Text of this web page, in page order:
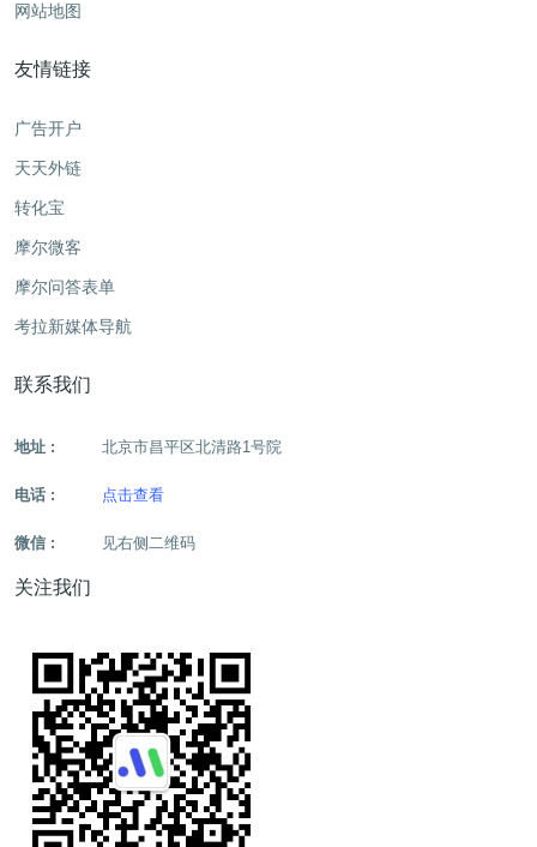
网站地图
友情链接
广告开户
天天外链
转化宝
摩尔微客
摩尔问答表单
考拉新媒体导航
联系我们
地址 : 北京市昌平区北清路1号院
电话 : 点击查看
微信 : 见右侧二维码
关注我们